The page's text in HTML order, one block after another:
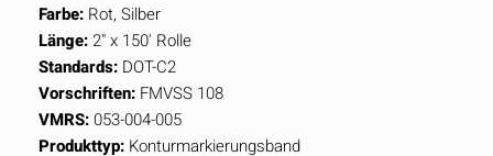
Farbe: Rot, Silber
Länge:2" x 150' Rolle
Standards: DOT-C2
Vorschriften: FMVSS 108
VMRS:053-004-005
Produkttyp: Konturmarkierungsband